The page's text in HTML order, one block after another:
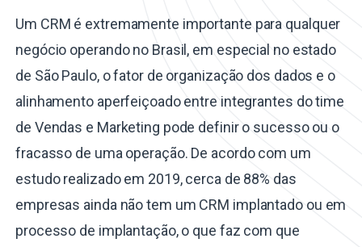
Um CRM é extremamente importante para qualquer
negócio operando no Brasil, em especial no estado
de São Paulo, o fator de organização dos dados e o
alinhamento aperfeiçoado entre integrantes do time
de Vendas e Marketing pode definir o sucesso ou o
fracasso de uma operação. De acordo com um
estudo realizado em 2019, cerca de 88% das
empresas ainda não tem um CRM implantado ou em
processo de implantação, o que faz com que